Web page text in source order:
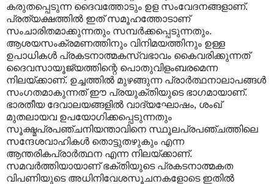
കരുതപ്പെടുന്ന ദൈവത്തോടും ഉള സംവേദനങ്ങളാണ്.
പ്രത്യക്ഷത്തിൽ ഇത് സമൂഹത്തോടാണ്
സംചാരിതമാക്കുന്നതും സമ്പർക്കപ്പെടുന്നതും.
ആശയസംക്രമണത്തിനും വിനിമയത്തിനും ഉള്ള
ഉപാധികൾ പ്രകടനാത്മകസ്വഭാവം കൈവരിക്കുന്നത്
ദൈവസായൂജ്യത്തിന്റെ പൊതുവിളംബരമെന്ന
നിലയ്ക്കാണ്. ഉച്ചത്തിൽ മുഴങ്ങുന്ന പ്രാർത്ഥനാലാപങ്ങൾ
സംഗതമാകുന്നത് ഈ പ്രയുക്തിയുടെ ഭാഗമായാണ്.
ഭാരതീയ ദേവാലയങ്ങളിൽ വാദ്യഘോഷം, ശംഖ്
മുതലായവ ഉപയോഗിക്കപ്പെടുന്നതും
സൂക്ഷ്മപ്രപഞ്ചനിയന്താവിനെ സ്ഥൂലപ്രപഞ്ചത്തിലെ
സന്ദേശവാഹികൾ തൊട്ടുതഴുകും എന്ന
ആന്തരികപ്രാർത്ഥന എന്ന നിലയ്ക്കാണ്.
സമവർത്തിയായാണ് ഭക്തിയുടെ പ്രകടനാത്മകത
വിപണിയുടെ അധിനിവേശസൂചനകളോടെ ഇതിൽ